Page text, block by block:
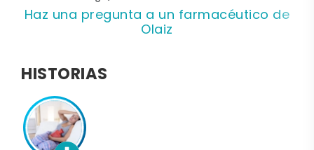
Haz una pregunta a un farmacéutico de
Olaiz
HISTORIAS